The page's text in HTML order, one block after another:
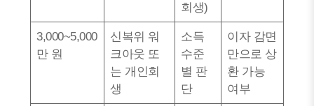
회생)
3,000~5,000
만 원
신복위 워
크아웃 또
는 개인회
생
소득
수준
별 판
단
이자 감면
만으로 상
환 가능
여부